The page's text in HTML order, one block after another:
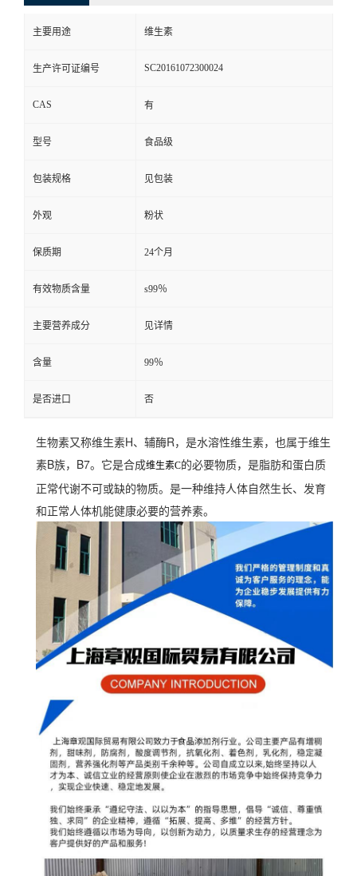
主要用途 维生素
生产许可证编号 SC20161072300024
CAS 有
型号 食品级
包装规格 见包装
外观 粉状
保质期 24个月
有效物质含量 s99％
主要营养成分 见详情
含量 99％
是否进口 否
生物素又称维生素H、辅酶R，是水溶性维生素，也属于维生
素B族，B7。它是合成维生素C的必要物质，是脂肪和蛋白质
正常代谢不可或缺的物质。是一种维持人体自然生长、发育
和正常人体机能健康必要的营养素。